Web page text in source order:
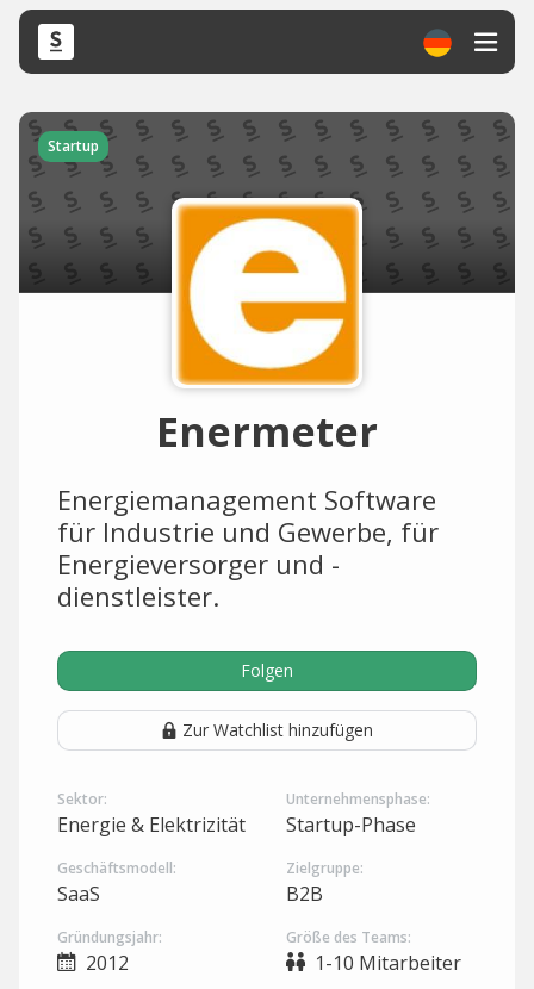
Startup
Enermeter
Energiemanagement Software
für Industrie und Gewerbe, für
Energieversorger und -
dienstleister.
Folgen
Zur Watchlist hinzufügen
Sektor:
Energie & Elektrizität
Unternehmensphase:
Startup-Phase
Geschäftsmodell:
SaaS
Zielgruppe:
B2B
Gründungsjahr:
2012
Größe des Teams:
1-10 Mitarbeiter